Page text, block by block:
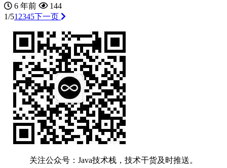
6 年前
144
1/51 2345下一页
关注公众号：Java技术栈，技术干货及时推送。